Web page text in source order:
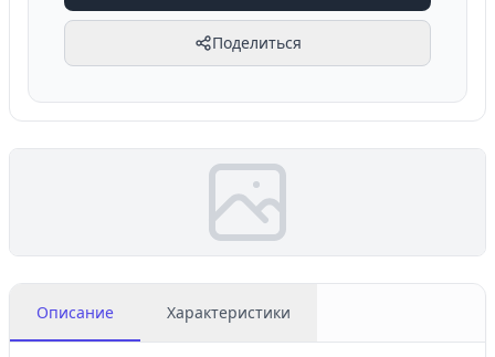
Поделиться
Описание Характеристики